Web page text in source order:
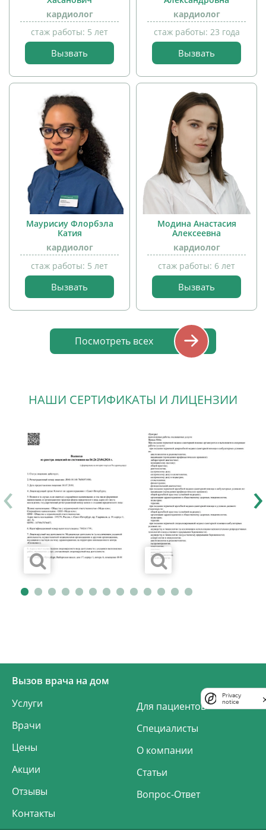
прием
детей
кардиолог
стаж работы: 5 лет
Вызвать
прием
детей
кардиолог
стаж работы: 23 года
Вызвать
прием
детей
Маурисиу Флорбэла
Катия
кардиолог
стаж работы: 5 лет
Вызвать
прием
Модина Анастасия
Алексеевна
кардиолог
стаж работы: 6 лет
Вызвать
Посмотреть всех
НАШИ СЕРТИФИКАТЫ И ЛИЦЕНЗИИ
‹ ›
Вызов врача на дом
Услуги
Врачи
Цены
Акции
Отзывы
Контакты
Для пациентов
Специалисты
О компании
Статьи
Вопрос-Ответ
Privacy
notice